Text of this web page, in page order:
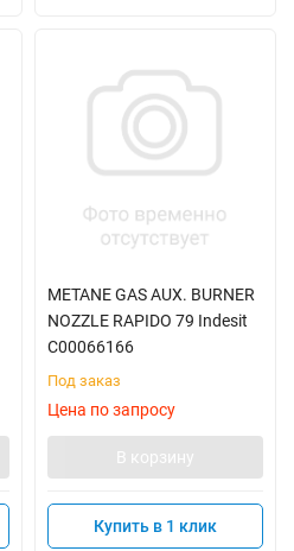
METANE GAS AUX. BURNER
NOZZLE RAPIDO 79 Indesit
C00066166
Под заказ
Цена по запросу
В корзину
Купить в 1 клик